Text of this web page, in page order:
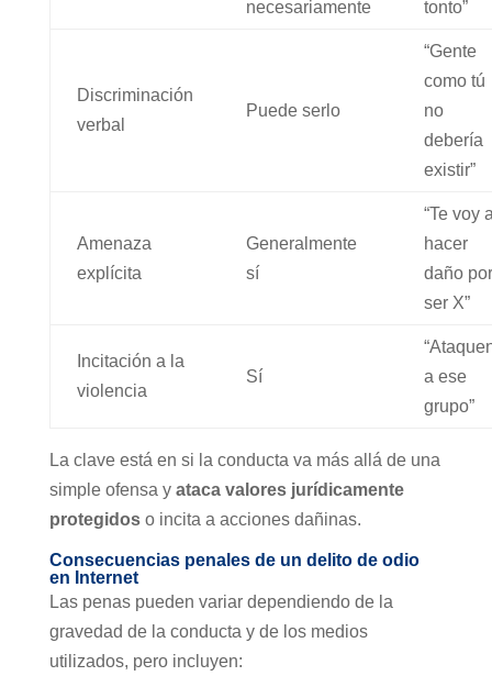
necesariamente
tonto”
Discriminación
verbal
Puede serlo
“Gente
como tú
no
debería
existir”
Amenaza
explícita
Generalmente
sí
“Te voy
hacer
daño por
ser X”
Incitación a la
violencia
Sí
a ese
grupo”
La clave está en si la conducta va más allá de una
simple ofensa y ataca valores jurídicamente
protegidoso incita a acciones dañinas.
Consecuencias penales de un delito de odio
en Internet
Las penas pueden variar dependiendo de la
gravedad de la conducta y de los medios
utilizados, pero incluyen: